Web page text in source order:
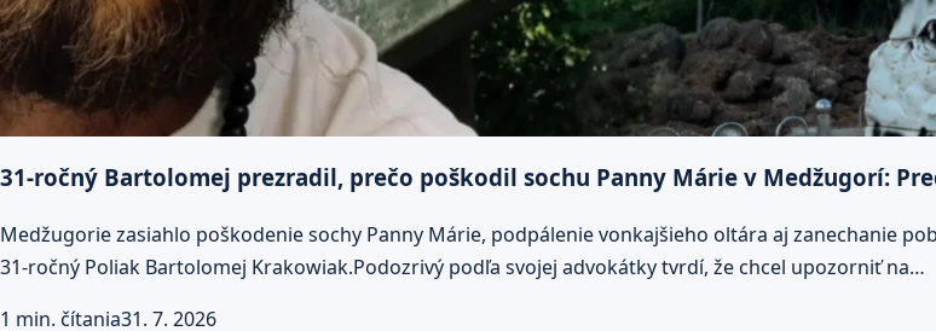
31-ročný Bartolomej prezradil, prečo poškodil sochu Panny Márie v Medžugorí:
Medžugorie zasiahlo poškodenie sochy Panny Márie, podpálenie vonkajšieho oltára aj zanechanie
31-ročný Poliak Bartolomej Krakowiak.Podozrivý podľa svojej advokátky tvrdí, že chcel upozorniť na…
1 min. čítania31. 7. 2026